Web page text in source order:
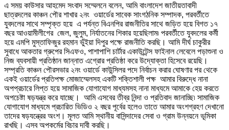
‎এ সময় কাউসার আহমেদ সংবাদ সম্মেলনে বলেন, আমি বাংলাদেশ জাতীয়তাবাদী
ছাত্রদলের কাঞ্চন পৌর শাখার ২নং ওয়ার্ডের সাবেক সাংগঠনিক সম্পাদক, পরবর্তীতে
যুবদলের সাথে সম্পৃক্ত হয়ে এ পর্যন্ত বিএনপির রাজনীতির সাথে জড়িত হয়ে বিগত ১৭
বছর আওয়ামীলীগের জেল, জুলুম, নির্যাতনের শিকার হয়েছিলাম৷ পরবর্তীতে যুবদলের কর্মী
হয়ে এমপি মুস্তাফিজুর রহমান ভুঁইয়া দিপুর পক্ষে রাজনীতি করছি। আমি দীর্ঘ চাকুরীর
সুবাধে আকতার গ্রুপের সিএফও, পাশাপাশি চার্টার একাউন্টেন্স ফাইনাল লেবেলে পড়াশুনা ও
নিজ ব্যবসায়ী প্রতিষ্ঠান জান্নাত এগ্রোর প্রতিষ্ঠা করে উদ্যোক্তা হিসেবে রয়েছি।
সম্প্রতি কাঞ্চন পৌরসভার ২নং ওয়ার্ডে কাউন্সিলর পদে নির্বাচন করার ঘোষণার পর থেকে
একই ওয়ার্ডের প্রতিপক্ষ মোজাম্মেলসহ একটি শক্তিশালী পক্ষ আমার বিরুদ্ধে নানা
অপপ্রচারে লিপ্ত হয়ে সামাজিক যোগাযোগ মাধ্যমসহ নানা মাধ্যমে আমাকে হেয় করতে
অপচেষ্টা ষড়যন্ত্র করে যাচ্ছে। আমি এসবের তীব্র নিন্দা ও প্রতিবাদ জানাচ্ছি৷ সামাজিক
যোগাযোগ মাধ্যমে প্রচারিত ভিডিও ২ বছর পূর্বের হলেও তাতে আমার অংশগ্রহণ দেখানো
তাদের ষড়যন্ত্রের অংশ। মূলত আমি স্থানীয় বাসিন্দাদের সেবা ও গ্রাম উন্নয়নে ভূমিকা
রাখছি। এসব অপকর্মের বিচার দাবী করছি।